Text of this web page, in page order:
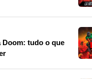
Doom: tudo o que